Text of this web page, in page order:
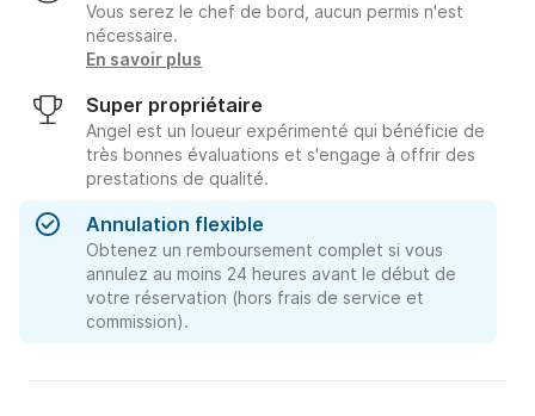
Vous serez le chef de bord, aucun permis n'est
nécessaire.
En savoir plus
Super propriétaire
Angel est un loueur expérimenté qui bénéficie de
très bonnes évaluations et s'engage à offrir des
prestations de qualité.
Annulation flexible
Obtenez un remboursement complet si vous
annulez au moins 24 heures avant le début de
votre réservation (hors frais de service et
commission).